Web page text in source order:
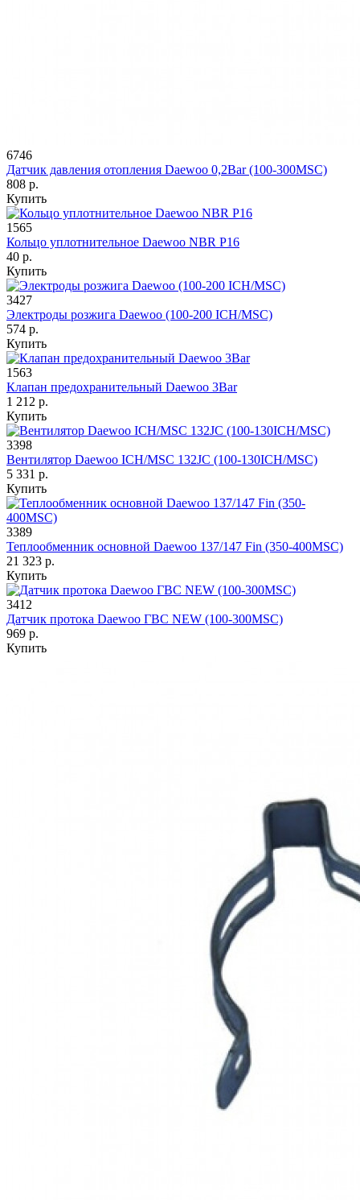
6746
Датчик давления отопления Daewoo 0,2Bar (100-300MSC)
808 р.
Купить
1565
Кольцо уплотнительное Daewoo NBR P16
40 р.
Купить
3427
Электроды розжига Daewoo (100-200 ICH/MSC)
574 р.
Купить
1563
Клапан предохранительный Daewoo 3Bar
1 212 р.
Купить
3398
Вентилятор Daewoo ICH/MSC 132JC (100-130ICH/MSC)
5 331 р.
Купить
3389
Теплообменник основной Daewoo 137/147 Fin (350-400MSC)
21 323 р.
Купить
3412
Датчик протока Daewoo ГВС NEW (100-300MSC)
969 р.
Купить